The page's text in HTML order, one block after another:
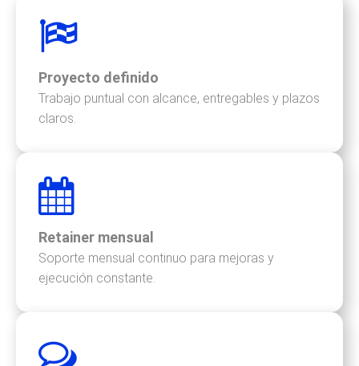
Proyecto definido
Trabajo puntual con alcance, entregables y plazos
claros.
Retainer mensual
Soporte mensual continuo para mejoras y
ejecución constante.